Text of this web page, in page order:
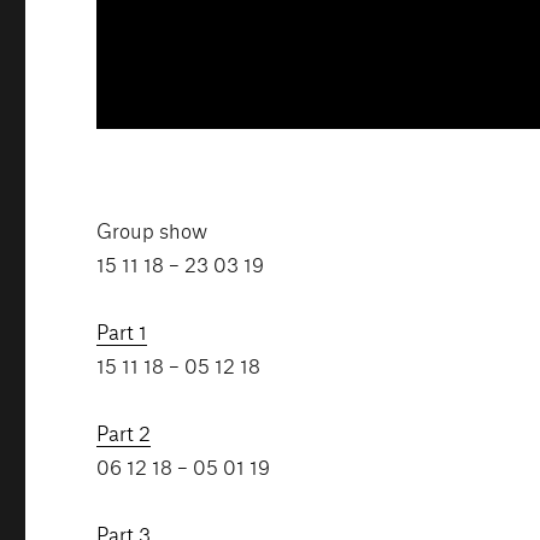
Group show
15 11 18 – 23 03 19
Part 1
15 11 18 – 05 12 18
Part 2
06 12 18 – 05 01 19
Part 3